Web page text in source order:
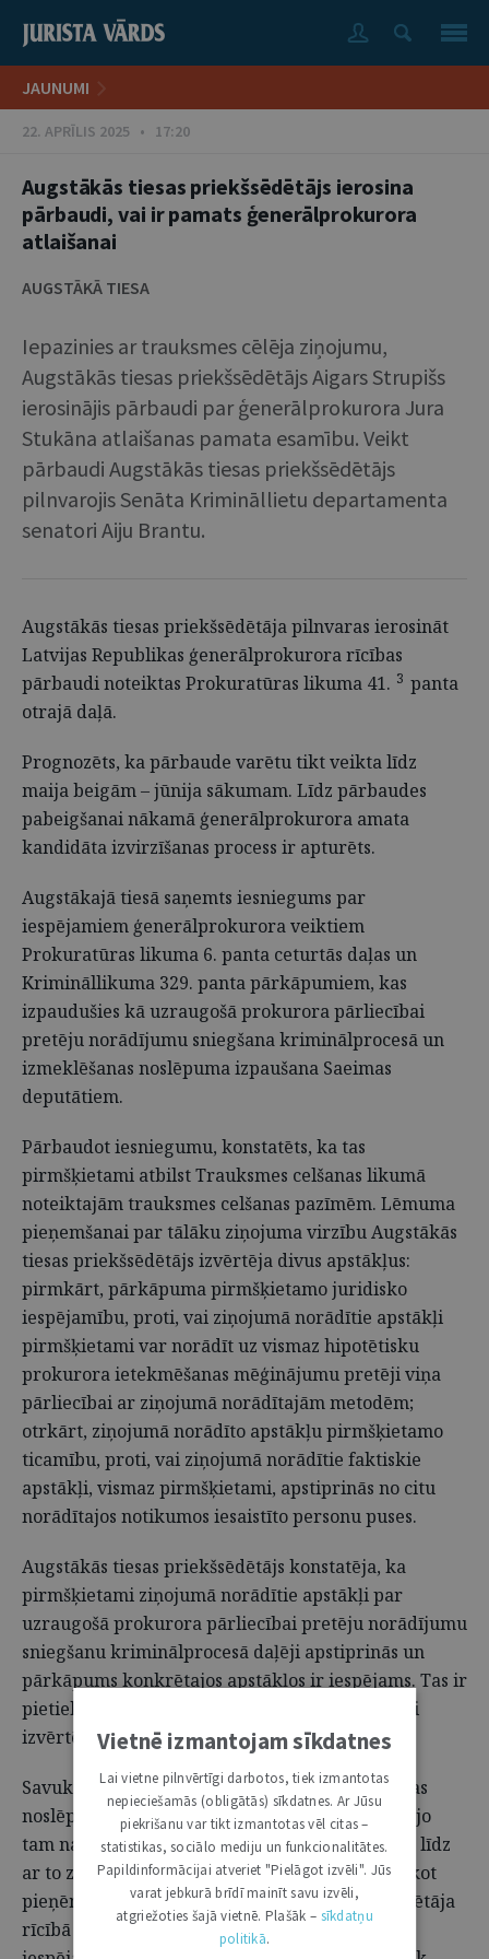
JAUNUMI
22. APRĪLIS 2025 • 17:20
Augstākās tiesas priekšsēdētājs ierosina
pārbaudi, vai ir pamats ģenerālprokurora
atlaišanai
AUGSTĀKĀ TIESA
Iepazinies ar trauksmes cēlēja ziņojumu,
Augstākās tiesas priekšsēdētājs Aigars Strupišs
ierosinājis pārbaudi par ģenerālprokurora Jura
Stukāna atlaišanas pamata esamību. Veikt
pārbaudi Augstākās tiesas priekšsēdētājs
pilnvarojis Senāta Krimināllietu departamenta
senatori Aiju Brantu.
Augstākās tiesas priekšsēdētāja pilnvaras ierosināt
Latvijas Republikas ģenerālprokurora rīcības
pārbaudi noteiktas Prokuratūras likuma 41. 3 panta
otrajā daļā.
Prognozēts, ka pārbaude varētu tikt veikta līdz
maija beigām – jūnija sākumam. Līdz pārbaudes
pabeigšanai nākamā ģenerālprokurora amata
kandidāta izvirzīšanas process ir apturēts.
Augstākajā tiesā saņemts iesniegums par
iespējamiem ģenerālprokurora veiktiem
Prokuratūras likuma 6. panta ceturtās daļas un
Krimināllikuma 329. panta pārkāpumiem, kas
izpaudušies kā uzraugošā prokurora pārliecībai
pretēju norādījumu sniegšana kriminālprocesā un
izmeklēšanas noslēpuma izpaušana Saeimas
deputātiem.
Pārbaudot iesniegumu, konstatēts, ka tas
pirmšķietami atbilst Trauksmes celšanas likumā
noteiktajām trauksmes celšanas pazīmēm. Lēmuma
pieņemšanai par tālāku ziņojuma virzību Augstākās
tiesas priekšsēdētājs izvērtēja divus apstākļus:
pirmkārt, pārkāpuma pirmšķietamo juridisko
iespējamību, proti, vai ziņojumā norādītie apstākļi
pirmšķietami var norādīt uz vismaz hipotētisku
prokurora ietekmēšanas mēģinājumu pretēji viņa
pārliecībai ar ziņojumā norādītajām metodēm;
otrkārt, ziņojumā norādīto apstākļu pirmšķietamo
ticamību, proti, vai ziņojumā norādītie faktiskie
apstākļi, vismaz pirmšķietami, apstiprinās no citu
norādītajos notikumos iesaistīto personu puses.
Augstākās tiesas priekšsēdētājs konstatēja, ka
pirmšķietami ziņojumā norādītie apstākļi par
uzraugošā prokurora pārliecībai pretēju norādījumu
sniegšanu kriminālprocesā daļēji apstiprinās un
pārkāpums konkrētajos apstākļos ir iespējams. Tas ir
pietiekams pamats pārbaudes ierosināšanai, lai
izvērtētu minētos faktus pēc būtības.
Savukārt jautājumā par iespējamo izmeklēšanas
noslēpuma izpaušanu pārbaude nav rosināma, jo
tam nav gūts pat pirmšķietams apstiprinājums, līdz
ar to ziņojumā minētajiem apsvērumiem paliekot
pieņēmumu līmenī. Augstākās tiesas priekšsēdētāja
rīcībā nav tiesisku instrumentu, lai izmeklētu
Vietnē izmantojam sīkdatnes
Lai vietne pilnvērtīgi darbotos, tiek izmantotas
nepieciešamās (obligātās) sīkdatnes. Ar Jūsu
piekrišanu var tikt izmantotas vēl citas –
statistikas, sociālo mediju un funkcionalitātes.
Papildinformācijai atveriet "Pielāgot izvēli". Jūs
varat jebkurā brīdī mainīt savu izvēli,
atgriežoties šajā vietnē. Plašāk – sīkdatņu
politikā.